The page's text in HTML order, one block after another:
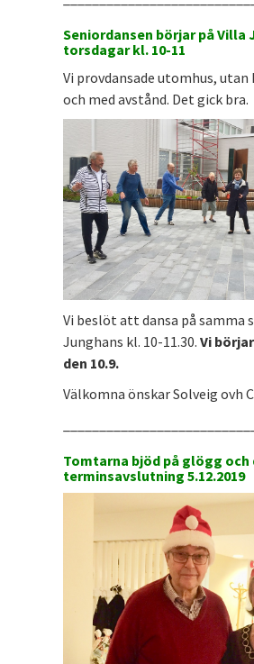
Seniordansen börjar på Villa
torsdagar kl. 10-11
Vi provdansade utomhus,
och med avstånd. Det gick bra.
Vi beslöt att dansa på samma
Junghans kl. 10-11.30. Vi
den 10.9.
Välkomna önskar Solveig ovh
Tomtarna bjöd på glögg och
terminsavslutning 5.12.2019